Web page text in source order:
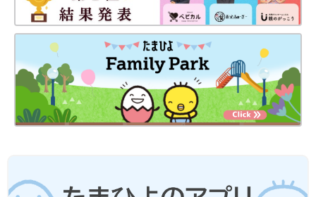
こちらは、MARKEY'S（マーキーズ）のカットソー。バックプリ
ントやラグランスリーブがオシャレなデザインですよね♪ えりも
とにはスナップボタンが付いているので、ベビーも着脱しやすく
なっています。また、そでぐちはリブになっており、保育園での
手洗いのときにも、そでをまくりやすく、ずり落ちにくいので便
利です♪ リブ部分以外は綿100%素材なので、吸水性もバッチリ
さ、動きやすさ、そして安全性があるかどうかの3点に注目しま